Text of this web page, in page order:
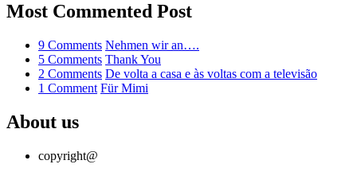
Most Commented Post
9 Commentson
Nehmen
wir
an….
Nehmen wir an….
5 Commentson
Thank
You
Thank You
2 Commentson
De
De volta a casa e às voltas com a televisão
1 Commenton
Für Mimi
About us
copyright@